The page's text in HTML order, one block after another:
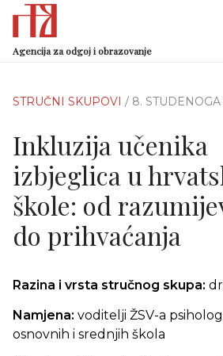
Agencija za odgoj i obrazovanje
STRUČNI SKUPOVI / 8. STUDENOGA
Inkluzija učenika
izbjeglica u
škole: od
do prihvaćanja
Razina i vrsta stručnog skupa:
Namjena: voditelji ŽSV-a
osnovnih i srednjih škola